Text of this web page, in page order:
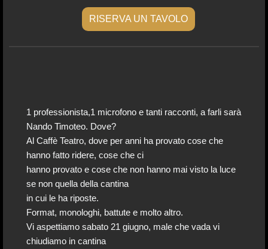
RISERVA UN TAVOLO
1 professionista,1 microfono e tanti racconti, a farli sarà
Nando Timoteo. Dove?
Al Caffè Teatro, dove per anni ha provato cose che
hanno fatto ridere, cose che ci
hanno provato e cose che non hanno mai visto la luce
se non quella della cantina
in cui le ha riposte.
Format, monologhi, battute e molto altro.
Vi aspettiamo sabato 21 giugno, male che vada vi
chiudiamo in cantina